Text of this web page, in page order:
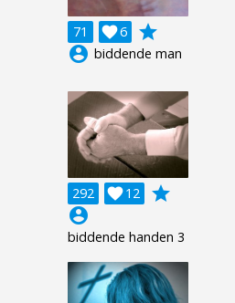
71 6

grade
account_circle biddende man
292 12

grade
account_circle
biddende handen 3